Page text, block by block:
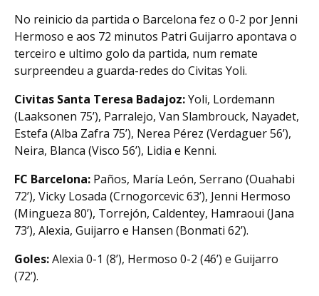
No reinicio da partida o Barcelona fez o 0-2 por Jenni
Hermoso e aos 72 minutos Patri Guijarro apontava o
terceiro e ultimo golo da partida, num remate
surpreendeu a guarda-redes do Civitas Yoli.
Civitas Santa Teresa Badajoz:Yoli, Lordemann
(Laaksonen 75’), Parralejo, Van Slambrouck, Nayadet,
Estefa (Alba Zafra 75’), Nerea Pérez (Verdaguer 56’),
Neira, Blanca (Visco 56’), Lidia e Kenni.
FC Barcelona: Paños, María León, Serrano (Ouahabi
72’), Vicky Losada (Crnogorcevic 63’), Jenni Hermoso
(Mingueza 80’), Torrejón, Caldentey, Hamraoui (Jana
73’), Alexia, Guijarro e Hansen (Bonmati 62’).
Goles:Alexia 0-1 (8’), Hermoso 0-2 (46’) e Guijarro
(72’).